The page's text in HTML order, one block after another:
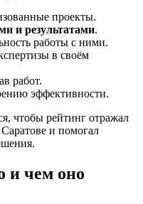
проекты.
и результатами.
работы с ними.
в своём
работ.
эффективности.
чтобы рейтинг отражал
и помогал
и чем оно